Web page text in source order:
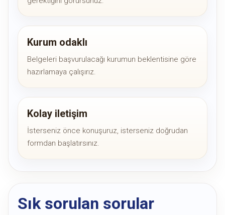
Kurum odaklı
Belgeleri başvurulacağı kurumun beklentisine göre
hazırlamaya çalışırız.
Kolay iletişim
İsterseniz önce konuşuruz, isterseniz doğrudan
formdan başlatırsınız.
Sık sorulan sorular